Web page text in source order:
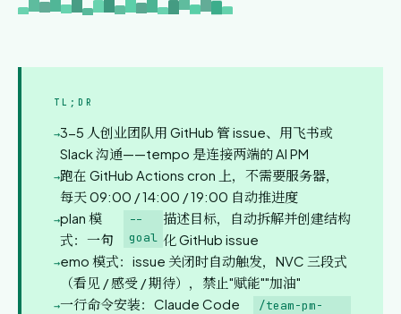
TL;DR
3-5 人创业团队用 GitHub 管 issue、用飞书或
Slack 沟通——tempo 是连接两端的 AI PM
跑在 GitHub Actions cron 上，不需要服务器，
每天 09:00 / 14:00 / 19:00 自动推进度
plan 模
式：一句
--
goal
描述目标，自动拆解并创建结构
化 GitHub issue
emo 模式：issue 关闭时自动触发，NVC 三段式
（看见 / 感受 / 期待），禁止"赋能""加油"
一行命令安装：Claude Code
/team-pm-